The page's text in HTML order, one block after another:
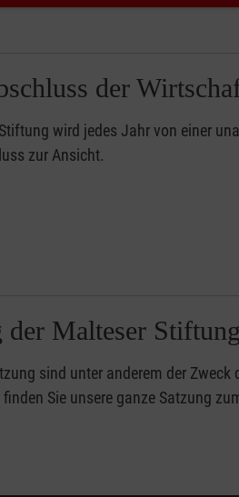
der
wird jedes Jahr von einer
zur Ansicht.
der Malteser Stiftung
sind unter anderem der
Sie unsere ganze Satzung